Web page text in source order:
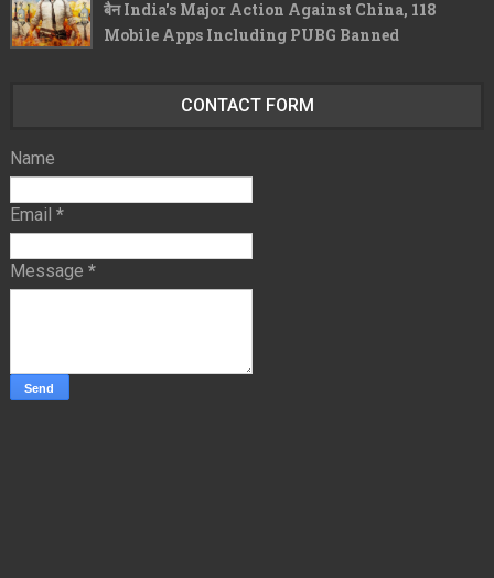
बैन India's Major Action Against China, 118
Mobile Apps Including PUBG Banned
CONTACT FORM
Name
Email *
Message *